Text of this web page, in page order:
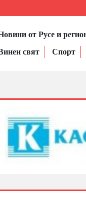
от Русе и
свят
Спорт